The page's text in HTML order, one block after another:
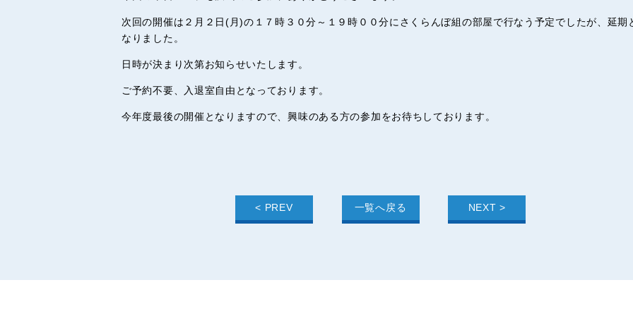
次回の開催は２月２日(月)の１７時３０分～１９時００分にさくらんぼ組の部屋で行なう予定でしたが、延期
なりました。
日時が決まり次第お知らせいたします。
ご予約不要、入退室自由となっております。
今年度最後の開催となりますので、興味のある方の参加をお待ちしております。
< PREV 一覧へ戻る NEXT >